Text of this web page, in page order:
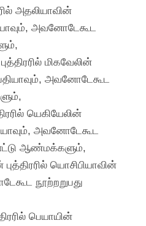
அதலியாவின்
அவனோடேகூட
மிகவேலின்
அவனோடேகூட
யெகியேலின்
அவனோடேகூட
ஆண்மக்களும்,
யொசிபியாவின்
நூற்றறுபது
பெயாயின்